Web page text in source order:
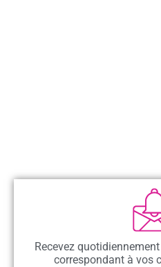
Recevez
correspondant à vos